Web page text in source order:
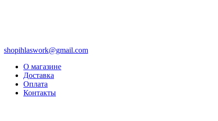
shopihlaswork@gmail.com
О магазине
Доставка
Оплата
Контакты